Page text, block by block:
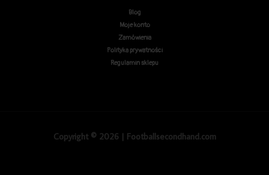
Blog
Moje konto
Zamówienia
Polityka prywatności
Regulamin sklepu
Copyright © 2026 | Footballsecondhand.com